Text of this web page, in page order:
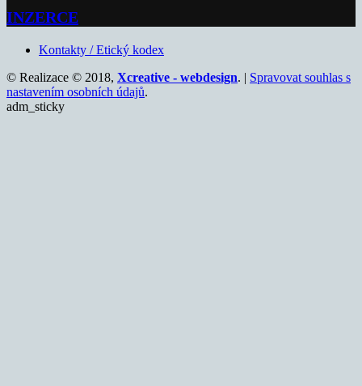
INZERCE
Kontakty / Etický kodex
© Realizace © 2018, Xcreative - webdesign. | Spravovat souhlas s
nastavením osobních údajů.
adm_sticky